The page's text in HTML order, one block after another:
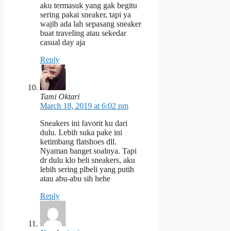
aku termasuk yang gak begitu
sering pakai sneaker, tapi ya
wajib ada lah sepasang sneaker
buat traveling atau sekedar
casual day aja
Reply
Tami Oktari
March 18, 2019 at 6:02 pm
Sneakers ini favorit ku dari
dulu. Lebih suka pake ini
ketimbang flatshoes dll.
Nyaman banget soalnya. Tapi
dr dulu klo beli sneakers, aku
lebih sering plbeli yang putih
atau abu-abu sih hehe
Reply